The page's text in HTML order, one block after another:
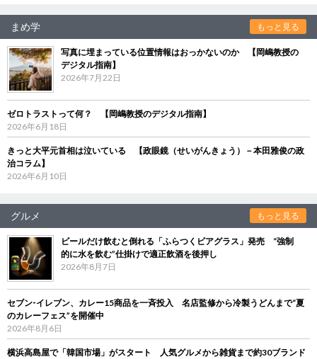
まめ学 もっと見る
写真に埋まっている位置情報はおっかないのか 【岡嶋教授の
デジタル指南】
2026年7月22日
ゼロトラストって何？ 【岡嶋教授のデジタル指南】
2026年6月18日
きっと大平元首相は泣いている 【政眼鏡（せいがんきょう）－本田雅俊の政
治コラム】
2026年6月10日
グルメ もっと見る
ビールだけ飲むと倒れる「ふらつくビアグラス」発売 “強制
的に水を飲む”仕掛けで適正飲酒を後押し
2026年8月7日
セブン‐イレブン、カレー15商品を一斉投入 名店監修から冷製うどんまで“夏
のカレーフェス”を開催中
2026年8月6日
横浜高島屋で「韓国市場」がスタート 人気グルメから雑貨まで約30ブランド